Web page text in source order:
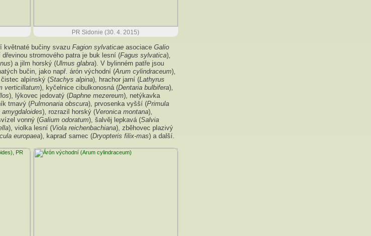
PR Sidonie (30. 4. 2015)
květnaté bučiny svazu Fagion sylvaticae asociace Galio
stromového patra je buk lesní (Fagus sylvatica),
) a jilm horský (Ulmus glabra). V bylinném patře jsou
bučin, jako např. árón východní (Arum cylindraceum),
alpínský (Stachys alpina), hrachor jarní (Lathyrus
verticillatum), kyčelnice cibulkonosná (Dentaria bulbifera),
), lýkovec jedovatý (Daphne mezereum), netýkavka
tmavý (Pulmonaria obscura), prvosenka vyšší (Primula
amygdaloides), rozrazil horský (Veronica montana),
vonný (Galium odoratum), šalvěj lepkavá (Salvia
), violka lesní (Viola reichenbachiana), zběhovec plazivý
europaea), kapraď samec (Dryopteris filix-mas) a další.